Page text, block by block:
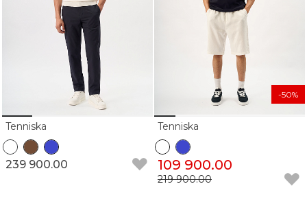
Tenniska
239 900.00
Tenniska
109 900.00
219 900.00
-50%